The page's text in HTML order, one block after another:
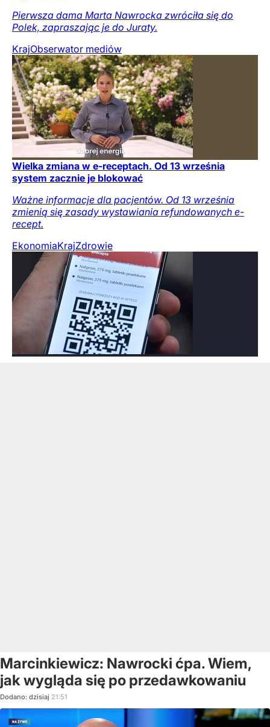
Pierwsza dama Marta Nawrocka zwróciła się do
Polek, zapraszając je do Juraty.
KrajObserwator mediów
Wielka zmiana w e-receptach. Od 13 września
system zacznie je blokować
Ważne informacje dla pacjentów. Od 13 września
zmienią się zasady wystawiania refundowanych e-
recept.
EkonomiaKrajZdrowie
Marcinkiewicz: Nawrocki ćpa. Wiem,
jak wygląda się po przedawkowaniu
Dodano: dzisiaj 21:51